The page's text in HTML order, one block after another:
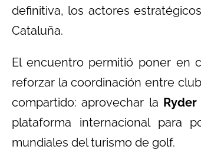
definitiva, los actores
Cataluña.
El encuentro permitió poner en
reforzar la coordinación entre
compartido: aprovechar la Ryder
plataforma internacional para
mundiales del turismo de golf.